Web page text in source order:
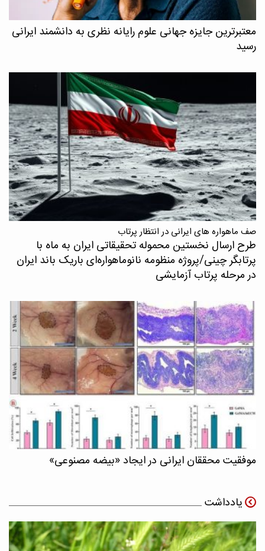
معتبرترین جایزه جهانی علوم رایانه نظری به دانشمند ایرانی
رسید
صف ماهواره های ایرانی در انتظار پرتاب
طرح ارسال نخستین محموله تحقیقاتی ایران به ماه با
پرتابگر چینی/پروژه منظومه نانوماهواره‌ای باریک باند ایران
در مرحله پرتاب آزمایشی
موفقیت محققان ایرانی در ایجاد «بیضه مصنوعی»
یادداشت